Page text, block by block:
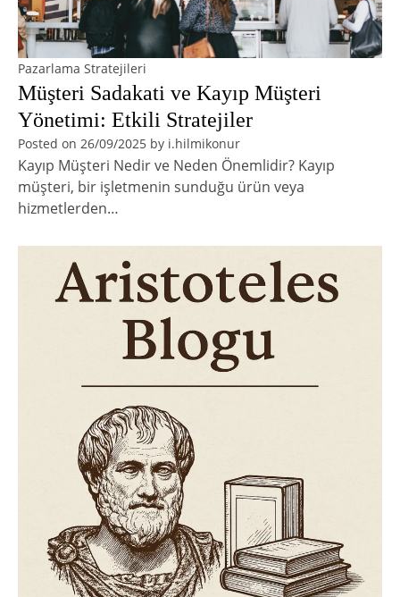
Pazarlama Stratejileri
Müşteri Sadakati ve Kayıp Müşteri
Yönetimi: Etkili Stratejiler
Posted on 26/09/2025 by i.hilmikonur
Kayıp Müşteri Nedir ve Neden Önemlidir? Kayıp
müşteri, bir işletmenin sunduğu ürün veya
hizmetlerden…